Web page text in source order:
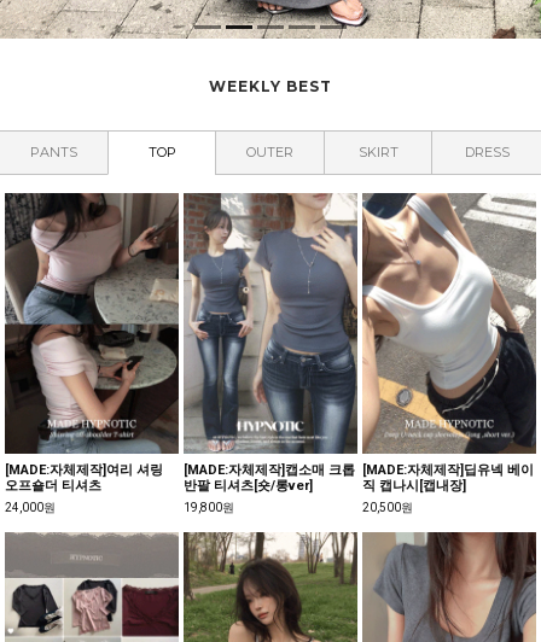
WEEKLY BEST
PANTS TOP OUTER SKIRT DRESS
[MADE:자체제작]여리 셔링
오프숄더 티셔츠
24,000원
[MADE:자체제작]캡소매 크롭
반팔 티셔츠[숏/롱ver]
19,800원
[MADE:자체제작]딥유넥 베이
직 캡나시[캡내장]
20,500원